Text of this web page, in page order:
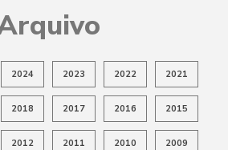
2024 2023 2022 2021
2018 2017 2016 2015
2012 2011 2010 2009